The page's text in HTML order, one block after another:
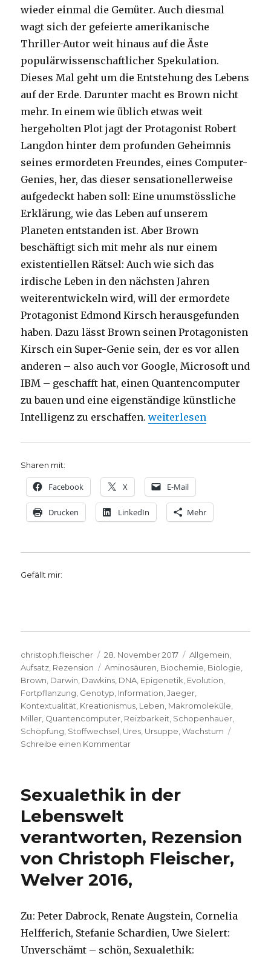
wieder einmal die Gemüter. Auch diesmal
wagt sich der gefeierte amerikanische
Thriller-Autor weit hinaus auf die Äste
populärwissenschaftlicher Spekulation.
Dieses Mal geht um die Entstehung des Lebens
auf der Erde. Darunter macht es Brown nicht
mehr. In einem wie üblich etwas weit
hergeholten Plot jagt der Protagonist Robert
Langdon hinter dem profunden Geheimnis
seines ermordeten Freundes, eines Computer-
Genies, her, das dieser sensationellerweise
aufgedeckt haben soll: Eine unumstössliche
Erklärung, wie das Leben auf unserem
Planeten entstanden ist. Aber Brown
beschäftigt sich mit mehr als nur einem
existentiellen Rätsel: Auch wie sich das
irdische Leben in den nächsten Jahren
weiterentwickeln wird, will der ermordete
Protagonist Edmond Kirsch herausgefunden
haben. Dazu lässt Brown seinen Protagonisten
Kirsch ein Super-Genie sein, der es vor allen
anderen – also auch vor Google, Microsoft und
IBM – geschafft hat, einen Quantencomputer
zu bauen und eine eigenständige künstliche
Intelligenz zu erschaffen.„Was ist Leben? Lars
weiterlesen
Sharen mit:
Facebook X E-Mail
Drucken LinkedIn Mehr
Gefällt mir:
Autor
christoph.fleischer
Veröffentlicht
am
28. November 2017 Kategorien
Allgemein,
Aufsatz, Rezension Schlagwörter
Aminosäuren, Biochemie, Biologie,
Brown, Darwin, Dawkins, DNA, Epigenetik, Evolution,
Fortpflanzung, Genotyp, Information,Jaeger,
Kontextualität, Kreationismus, Leben, Makromoleküle,
Miller, Quantencomputer, Reizbarkeit, Schopenhauer,
Schöpfung, Stoffwechsel, Ures, Ursuppe,Wachstum
Schreibe einen Kommentarzu
Lars
2017
Sexualethik in der
Lebenswelt
verantworten, Rezension
von Christoph Fleischer,
Welver 2016,
Zu: Peter Dabrock, Renate Augstein, Cornelia
Helfferich, Stefanie Schardien, Uwe Sielert:
Unverschämt – schön, Sexualethik: